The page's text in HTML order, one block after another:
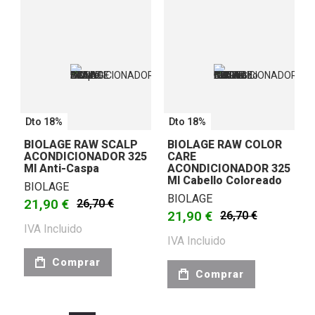
Dto 18%
BIOLAGE RAW SCALP
ACONDICIONADOR 325
Ml Anti-Caspa
BIOLAGE
21,90 € 26,70 €
IVA Incluido
Comprar
Dto 18%
BIOLAGE RAW COLOR
CARE
ACONDICIONADOR 325
Ml Cabello Coloreado
BIOLAGE
21,90 € 26,70 €
IVA Incluido
Comprar